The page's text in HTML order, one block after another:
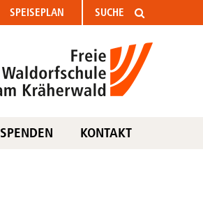
SPEISEPLAN
SPENDEN KONTAKT